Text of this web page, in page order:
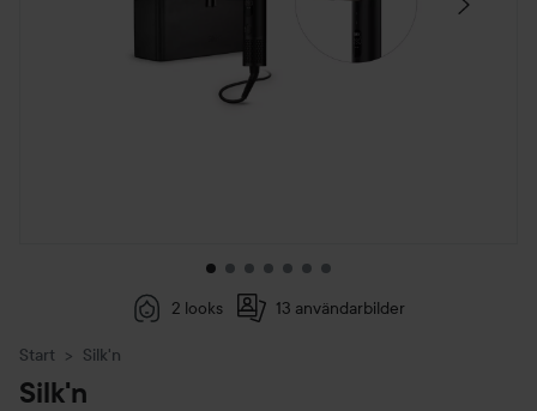
2 looks 13 användarbilder
Start Silk'n
Silk'n